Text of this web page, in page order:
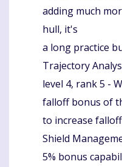
adding much
hull, it's
a long practice
Trajectory
level 4, rank 5 -
falloff bonus of
to increase
Shield
5% bonus